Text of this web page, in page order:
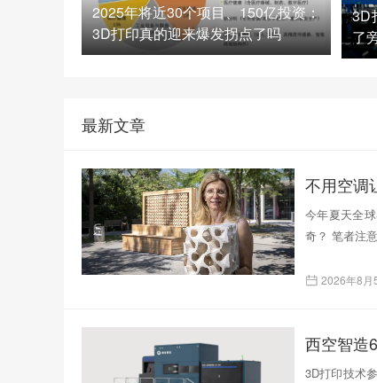
2025年将近30个项目、150亿投资：
3D打印真的迎来爆发拐点了吗
3D
了
最新文章
不用空调
今年夏天全
奇？ 笔者注
2026年8月
西空智造
3D打印技术